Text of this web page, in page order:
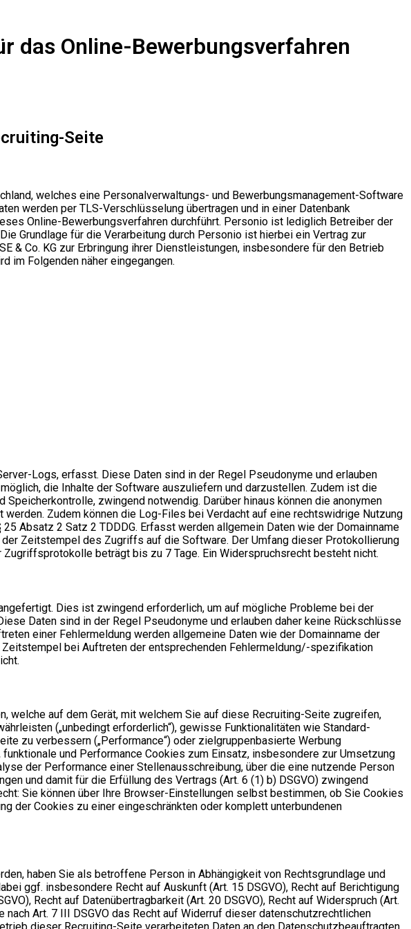
das Online-Bewerbungsverfahren
Seite
welches eine Personalverwaltungs- und Bewerbungsmanagement-Software
werden per TLS-Verschlüsselung übertragen und in einer Datenbank
Online-Bewerbungsverfahren durchführt. Personio ist lediglich Betreiber der
Grundlage für die Verarbeitung durch Personio ist hierbei ein Vertrag zur
& Co. KG zur Erbringung ihrer Dienstleistungen, insbesondere für den Betrieb
im Folgenden näher eingegangen.
Logs, erfasst. Diese Daten sind in der Regel Pseudonyme und erlauben
die Inhalte der Software auszuliefern und darzustellen. Zudem ist die
zwingend notwendig. Darüber hinaus können die anonymen
Zudem können die Log-Files bei Verdacht auf eine rechtswidrige Nutzung
Absatz 2 Satz 2 TDDDG. Erfasst werden allgemein Daten wie der Domainname
Zeitstempel des Zugriffs auf die Software. Der Umfang dieser Protokollierung
beträgt bis zu 7 Tage. Ein Widerspruchsrecht besteht nicht.
Dies ist zwingend erforderlich, um auf mögliche Probleme bei der
Daten sind in der Regel Pseudonyme und erlauben daher keine Rückschlüsse
einer Fehlermeldung werden allgemeine Daten wie der Domainname der
bei Auftreten der entsprechenden Fehlermeldung/-spezifikation
auf dem Gerät, mit welchem Sie auf diese Recruiting-Seite zugreifen,
(„unbedingt erforderlich“), gewisse Funktionalitäten wie Standard-
zu verbessern („Performance“) oder zielgruppenbasierte Werbung
und Performance Cookies zum Einsatz, insbesondere zur Umsetzung
der Performance einer Stellenausschreibung, über die eine nutzende Person
und damit für die Erfüllung des Vertrags (Art. 6 (1) b) DSGVO) zwingend
Sie können über Ihre Browser-Einstellungen selbst bestimmen, ob Sie Cookies
der Cookies zu einer eingeschränkten oder komplett unterbundenen
haben Sie als betroffene Person in Abhängigkeit von Rechtsgrundlage und
ggf. insbesondere Recht auf Auskunft (Art. 15 DSGVO), Recht auf Berichtigung
Recht auf Datenübertragbarkeit (Art. 20 DSGVO), Recht auf Widerspruch (Art.
Art. 7 III DSGVO das Recht auf Widerruf dieser datenschutzrechtlichen
dieser Recruiting-Seite verarbeiteten Daten an den Datenschutzbeauftragten